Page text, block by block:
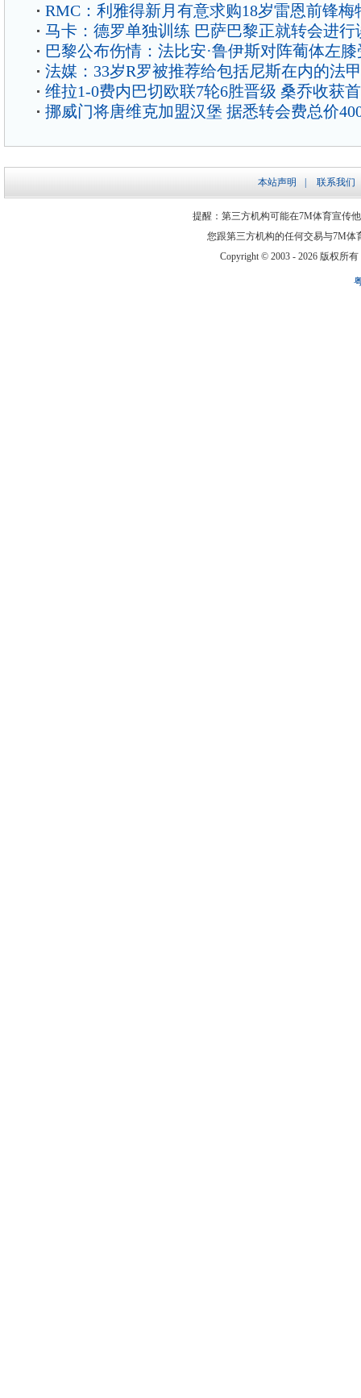
RMC：利雅得新月有意求购18岁雷恩前锋梅
马卡：德罗单独训练 巴萨巴黎正就转会进行
巴黎公布伤情：法比安·鲁伊斯对阵葡体左膝
法媒：33岁R罗被推荐给包括尼斯在内的法
维拉1-0费内巴切欧联7轮6胜晋级 桑乔收获
挪威门将唐维克加盟汉堡 据悉转会费总价
本站声明 联系我们
提醒：第三方机构可能在7M体育宣传
您跟第三方机构的任何交易与7M
Copyright © 2003 - 2026 版权所有